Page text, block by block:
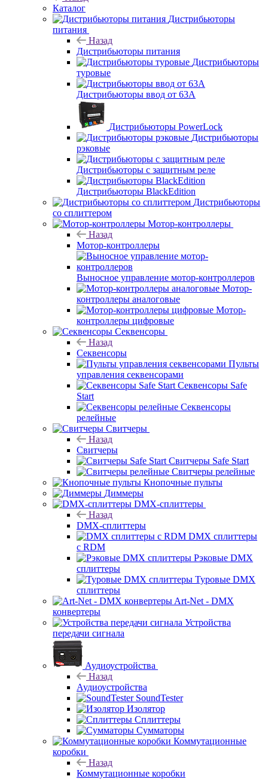
Каталог
Дистрибьюторы
питания
Назад
Дистрибьюторы питания
Дистрибьюторы
туровые
Дистрибьюторы ввод от 63A
Дистрибьюторы PowerLock
Дистрибьюторы
рэковые
Дистрибьюторы с защитным реле
Дистрибьюторы BlackEdition
Дистрибьюторы
со сплиттером
Мотор-контроллеры
Назад
Мотор-контроллеры
Выносное управление мотор-контроллеров
Мотор-
контроллеры аналоговые
Мотор-
контроллеры цифровые
Секвенсоры
Назад
Секвенсоры
Пульты
управления секвенсорами
Секвенсоры Safe
Start
Секвенсоры
релейные
Свитчеры
Назад
Свитчеры
Свитчеры Safe Start
Свитчеры релейные
Кнопочные пульты
Диммеры
DMX-сплиттеры
Назад
DMX-сплиттеры
DMX сплиттеры
с RDM
Рэковые DMX
сплиттеры
Туровые DMX
сплиттеры
Art-Net - DMX
конвертеры
Устройства
передачи сигнала
Аудиоустройства
Назад
Аудиоустройства
SoundTester
Изолятор
Сплиттеры
Сумматоры
Коммутационные
коробки
Назад
Коммутационные коробки